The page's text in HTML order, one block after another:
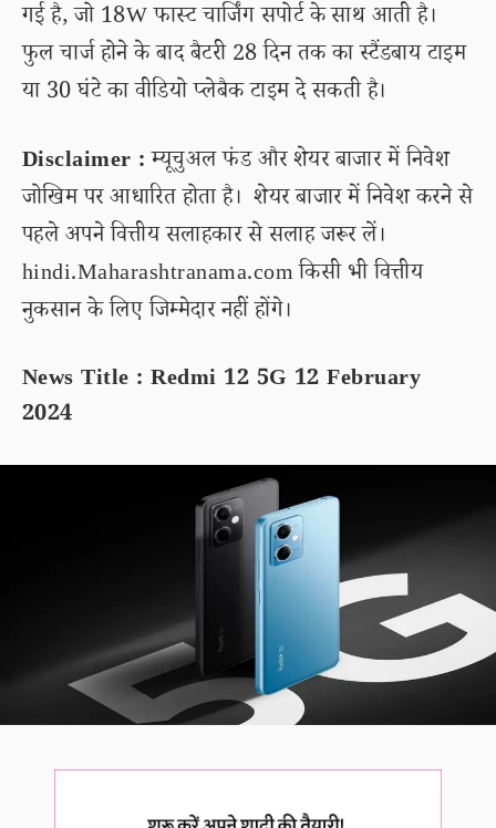
गई है, जो 18W फास्ट चार्जिंग सपोर्ट के साथ आती है।
फुल चार्ज होने के बाद बैटरी 28 दिन तक का स्टैंडबाय टाइम
या 30 घंटे का वीडियो प्लेबैक टाइम दे सकती है।
Disclaimer :म्यूचुअल फंड और शेयर बाजार में निवेश
जोखिम पर आधारित होता है। शेयर बाजार में निवेश करने से
पहले अपने वित्तीय सलाहकार से सलाह जरूर लें।
hindi.Maharashtranama.com किसी भी वित्तीय
नुकसान के लिए जिम्मेदार नहीं होंगे।
News Title : Redmi 12 5G 12 February
2024